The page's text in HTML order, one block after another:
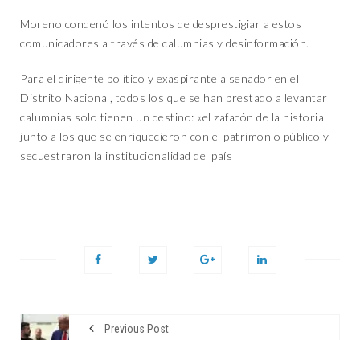
Moreno condenó los intentos de desprestigiar a estos
comunicadores a través de calumnias y desinformación.
Para el dirigente político y exaspirante a senador en el
Distrito Nacional, todos los que se han prestado a levantar
calumnias solo tienen un destino: «el zafacón de la historia
junto a los que se enriquecieron con el patrimonio público y
secuestraron la institucionalidad del país
Previous Post